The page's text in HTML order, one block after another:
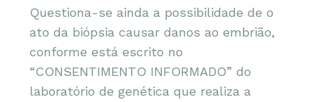
Questiona-se ainda a possibilidade de o
ato da biópsia causar danos ao embrião,
conforme está escrito no
“CONSENTIMENTO INFORMADO” do
laboratório de genética que realiza a